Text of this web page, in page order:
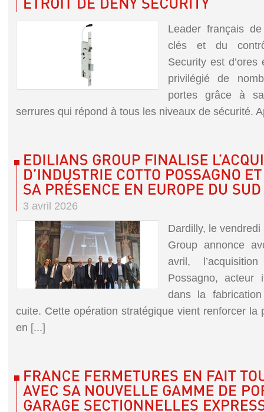
Leader français
clés et du
Security est
privilégié de
portes grâce à
serrures qui répond à tous les niveaux de sécurité.
3 avril 2026
Dardilly, le
Group annonce
avril,
Possagno, acteur
dans la
cuite. Cette opération stratégique vient renforcer la
en [...]